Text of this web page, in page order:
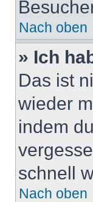
Nach oben
» Ich
Das ist
wieder
indem
schnell
Nach oben